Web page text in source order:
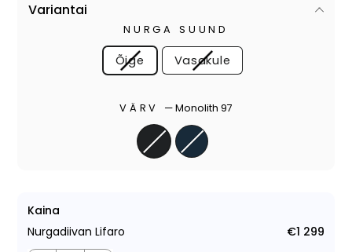
Variantai
NURGA SUUND
Õige Vasakule
VÄRV —Monolith 97
Kaina
Nurgadiivan Lifaro
€1 299